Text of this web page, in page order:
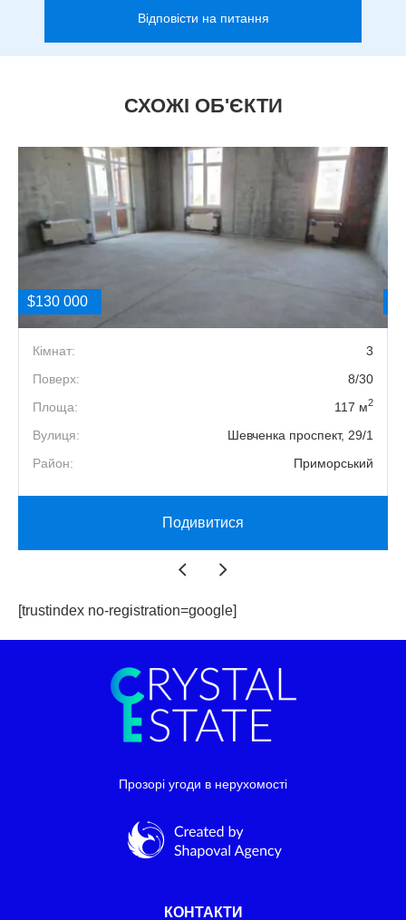
Відповісти на питання
СХОЖІ ОБ'ЄКТИ
$130 000
Кімнат:
3
Поверх:
8/30
Площа:
117 м2
Вулиця:
Шевченка проспект, 29/1
Район:
Приморський
Подивитися
[trustindex no-registration=google]
Прозорі угоди в нерухомості
КОНТАКТИ